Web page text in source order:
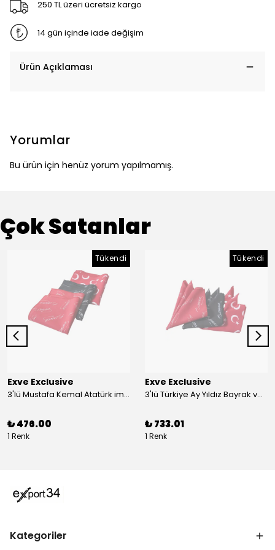
250 TL üzeri ücretsiz kargo
14 gün içinde iade değişim
Ürün Açıklaması
Yorumlar
Bu ürün için henüz yorum yapılmamış.
Çok Satanlar
Tükendi
Exve Exclusive
3'lü Mustafa Kemal Atatürk imzalı ve Türkiye Ay Yıldız Bayraklı Kadın Fular Seti
₺ 476.00
1 Renk
Tükendi
Exve Exclusive
3'lü Türkiye Ay Yıldız Bayrak ve Mustafa Kemal Atatürk imzalı Kırmızı Siyah Yaka Mendili Seti
₺ 733.01
1 Renk
Kategoriler